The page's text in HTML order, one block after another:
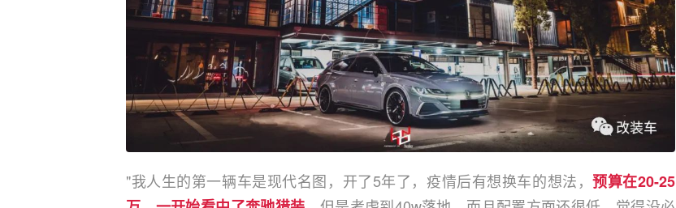
"我人生的第一辆车是现代名图，开了5年了，疫情后有想换车的想法，预算在20-25